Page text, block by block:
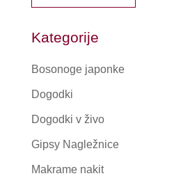
Kategorije
Bosonoge japonke
Dogodki
Dogodki v živo
Gipsy Nagležnice
Makrame nakit